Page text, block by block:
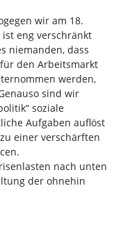
wir am 18.
eng verschränkt
niemanden, dass
den Arbeitsmarkt
werden,
sind wir
soziale
Aufgaben auflöst
einer verschärften
nach unten
der ohnehin